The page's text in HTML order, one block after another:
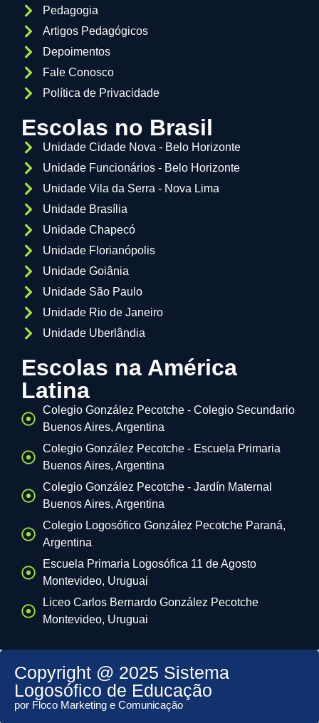
Pedagogia
Artigos Pedagógicos
Depoimentos
Fale Conosco
Política de Privacidade
Escolas no Brasil
Unidade Cidade Nova - Belo Horizonte
Unidade Funcionários - Belo Horizonte
Unidade Vila da Serra - Nova Lima
Unidade Brasília
Unidade Chapecó
Unidade Florianópolis
Unidade Goiânia
Unidade São Paulo
Unidade Rio de Janeiro
Unidade Uberlândia
Escolas na América
Latina
Colegio González Pecotche - Colegio Secundario
Buenos Aires, Argentina
Colegio González Pecotche - Escuela Primaria
Buenos Aires, Argentina
Colegio González Pecotche - Jardín Maternal
Buenos Aires, Argentina
Colegio Logosófico González Pecotche Paraná,
Argentina
Escuela Primaria Logosófica 11 de Agosto
Montevideo, Uruguai
Liceo Carlos Bernardo González Pecotche
Montevideo, Uruguai
Copyright @ 2025 Sistema
Logosófico de Educação
por Floco Marketing e Comunicação